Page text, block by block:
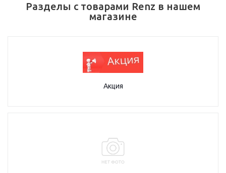
Разделы с товарами Renz в нашем
магазине
Акция